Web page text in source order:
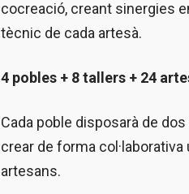
cocreació, creant sinergies
tècnic de cada artesà.
4 pobles + 8 tallers + 24
Cada poble disposarà de
crear de forma
artesans.